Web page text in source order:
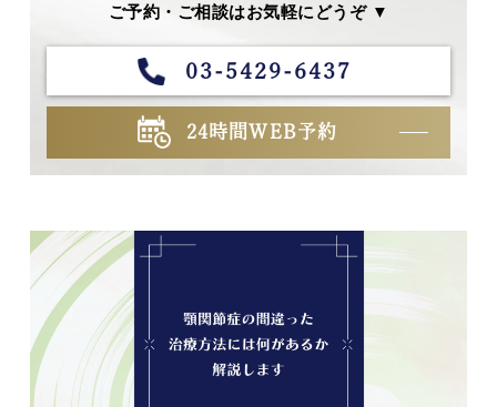
ご予約・ご相談はお気軽にどうぞ ▼
03-5429-6437
24時間WEB予約